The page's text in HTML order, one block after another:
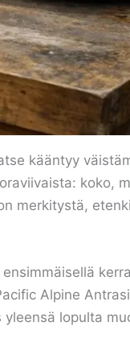
kääntyy
koko,
merkitystä,
Alpine
lopulta